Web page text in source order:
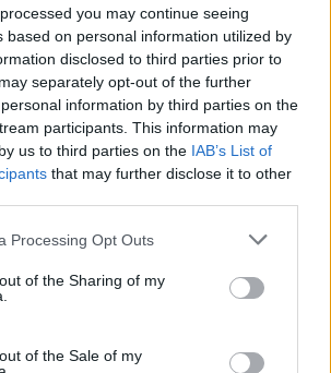
you may continue seeing
based on personal information utilized by
disclosed to third parties prior to
separately opt-out of the further
information by third parties on the
participants. This information may
us to third parties on the IAB’s List of
that may further disclose it to other
website/app uses one or more Google
or usage behaviour. You may click to
to Google and its third-party tags to
specified purposes in below Google
Processing Opt Outs
of the Sharing of my
of the Sale of my
semmiről? Csak egy kattintás, és hírlevelünk a
és exkluzív tartalmakkal hétről hétre
24 cikke
Andrást jelöli köztársasági elnöknek
méteres harcsát fogott a Tiszán a 13 éves
végeznek – lezárás miatt